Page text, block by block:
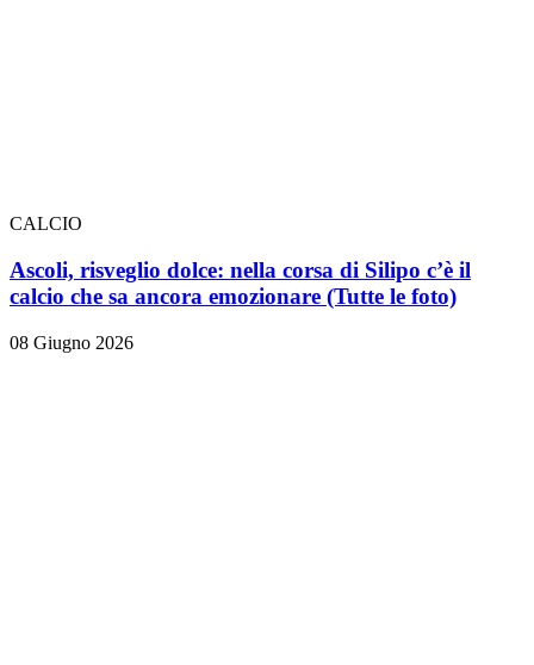
CALCIO
Ascoli, risveglio dolce: nella corsa di Silipo c’è il
calcio che sa ancora emozionare (Tutte le foto)
08 Giugno 2026